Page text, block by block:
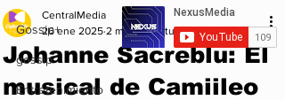
Gossip+
gossip
Entretenimiento
Johanne Sacreblu: El
musical de Camiileo
CentralMedia
26 ene 2025 2 min de lectura